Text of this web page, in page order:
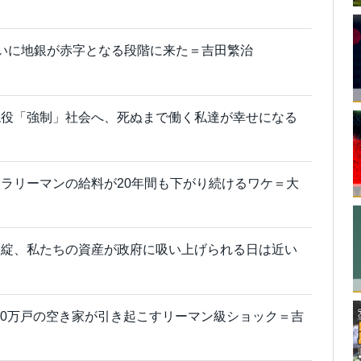
に地銀が赤字となる段階に来た＝吉田繁治
「強制」社会へ、死ぬまで働く私達が幸せになる
リーマンの給料が20年間も下がり続けるワケ＝大
、私たちの資産が政府に吸い上げられる日は近い
万戸の空き家が引き起こすリーマン級ショック＝吉